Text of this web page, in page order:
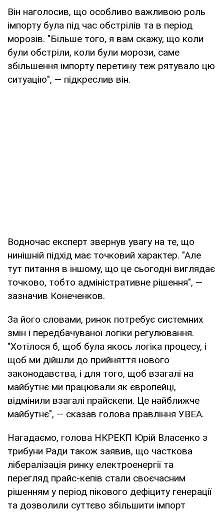
Він наголосив, що особливо важливою роль
імпорту була під час обстрілів та в період
морозів. "Більше того, я вам скажу, що коли
були обстріли, коли були морози, саме
збільшення імпорту перетину теж рятувало цю
ситуацію", — підкреслив він.
Водночас експерт звернув увагу на те, що
нинішній підхід має точковий характер. "Але
тут питання в іншому, що це сьогодні виглядає
точково, тобто адміністративне рішення", —
зазначив Конеченков.
За його словами, ринок потребує системних
змін і передбачуваної логіки регулювання.
"Хотілося б, щоб була якось логіка процесу, і
щоб ми дійшли до прийняття нового
законодавства, і для того, щоб взагалі на
майбутнє ми працювали як європейці,
відмінили взагалі прайскепи. Це найближче
майбутнє", — сказав голова правління УВЕА.
Нагадаємо, голова НКРЕКП Юрій Власенко з
трибуни Ради також заявив, що часткова
лібералізація ринку електроенергії та
перегляд прайс-кепів стали своєчасним
рішенням у період пікового дефіциту генерації
та дозволили суттєво збільшити імпорт